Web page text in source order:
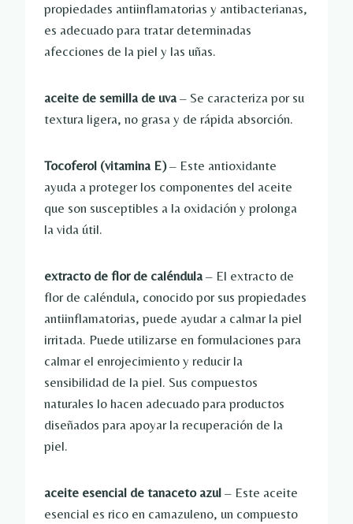
propiedades antiinflamatorias y antibacterianas,
es adecuado para tratar determinadas
afecciones de la piel y las uñas.
aceite de semilla de uva – Se caracteriza por su
textura ligera, no grasa y de rápida absorción.
Tocoferol (vitamina E)– Este antioxidante
ayuda a proteger los componentes del aceite
que son susceptibles a la oxidación y prolonga
la vida útil.
extracto de flor de caléndula – El extracto de
flor de caléndula, conocido por sus propiedades
antiinflamatorias, puede ayudar a calmar la piel
irritada. Puede utilizarse en formulaciones para
calmar el enrojecimiento y reducir la
sensibilidad de la piel. Sus compuestos
naturales lo hacen adecuado para productos
diseñados para apoyar la recuperación de la
piel.
aceite esencial de tanaceto azul – Este aceite
esencial es rico en camazuleno, un compuesto